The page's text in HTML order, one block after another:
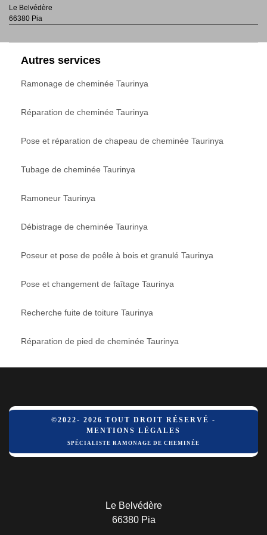
Le Belvédère
66380 Pia
Autres services
Ramonage de cheminée Taurinya
Réparation de cheminée Taurinya
Pose et réparation de chapeau de cheminée Taurinya
Tubage de cheminée Taurinya
Ramoneur Taurinya
Débistrage de cheminée Taurinya
Poseur et pose de poêle à bois et granulé Taurinya
Pose et changement de faîtage Taurinya
Recherche fuite de toiture Taurinya
Réparation de pied de cheminée Taurinya
©2022- 2026 TOUT DROIT RÉSERVÉ -
MENTIONS LÉGALES
SPÉCIALISTE RAMONAGE DE CHEMINÉE
Le Belvédère
66380 Pia